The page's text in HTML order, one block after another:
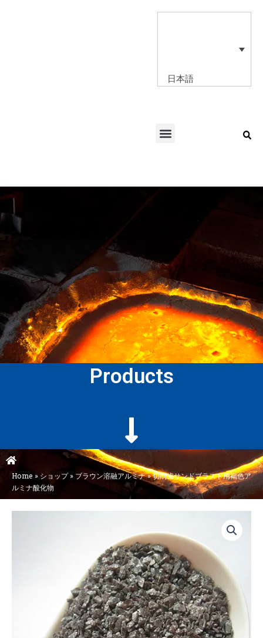
日本語
Menu
Products
Home »ショップ» ブラウン溶融アルミナ»切削歯サンドブラスト用褐色ア
ルミナ酸化物